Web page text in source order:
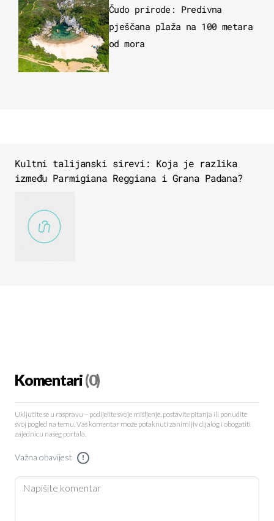
Čudo prirode: Predivna
pješčana plaža na 100 metara
od mora
Kultni talijanski sirevi: Koja je razlika
između Parmigiana Reggiana i Grana Padana?
Komentari(0)
Uključite se u raspravu – podijelite svoje mišljenje, postavite pitanja ili ponudite
svoj pogled na temu. Vaš komentar može potaknuti zanimljiv dijalog i obogatiti
zajednicu našeg portala.
Važna obavijest !